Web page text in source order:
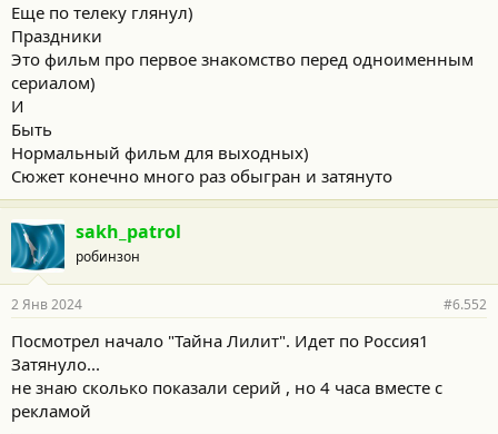
Еще по телеку глянул)
Праздники
Это фильм про первое знакомство перед одноименным
сериалом)
И
Быть
Нормальный фильм для выходных)
Сюжет конечно много раз обыгран и затянуто
sakh_patrol
робинзон
2 Янв 2024 #6.552
Посмотрел начало "Тайна Лилит". Идет по Россия1
Затянуло...
не знаю сколько показали серий , но 4 часа вместе с
рекламой